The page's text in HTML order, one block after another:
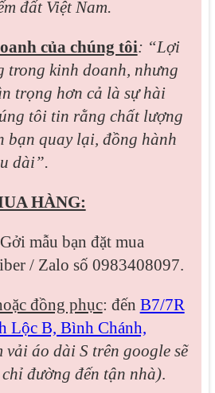
đất Việt Nam.
của chúng tôi: “Lợi
trong kinh doanh, nhưng
trọng hơn cả là sự hài
tôi tin rằng chất lượng
bạn quay lại, đồng hành
dài”.
HÀNG:
mẫu bạn đặt mua
/ Zalo số 0983408097.
đồng phục: đến B7/7R
Lộc B, Bình Chánh,
vải áo dài S trên google sẽ
đường đến tận nhà).